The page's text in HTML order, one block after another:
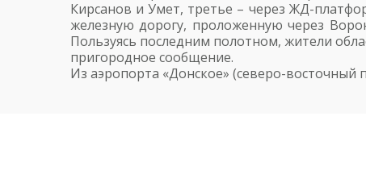
Кирсанов и Умет, третье – через ЖД-
железную дорогу, проложенную через
Пользуясь последним полотном, жители
пригородное сообщение.
Из аэропорта «Донское» (северо-восточный